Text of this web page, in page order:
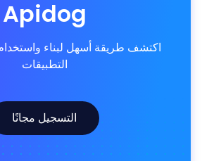
Apidog
اكتشف طريقة أسهل لبناء
التطبيقات
التسجيل مجانًا